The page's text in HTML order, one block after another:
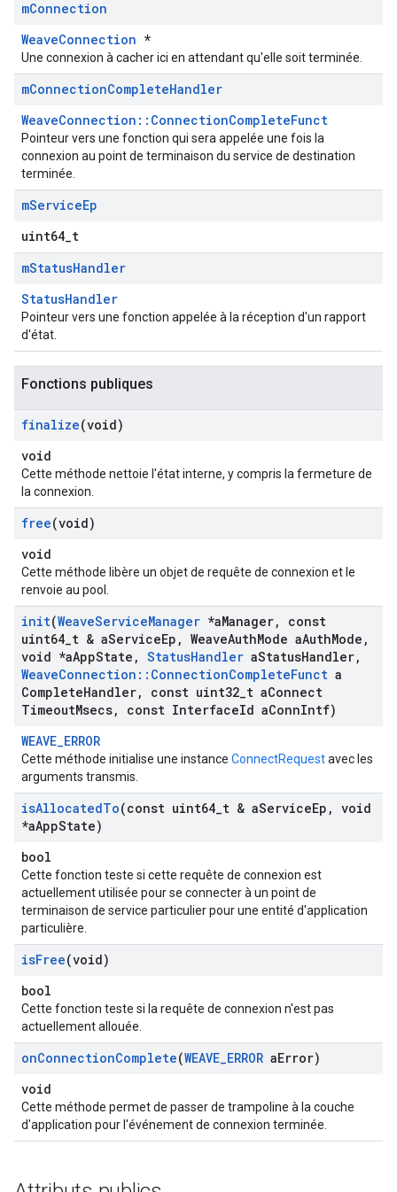
mConnection
WeaveConnection *
Une connexion à cacher ici en attendant qu'elle soit terminée.
mConnectionCompleteHandler
WeaveConnection::ConnectionCompleteFunct
Pointeur vers une fonction qui sera appelée une fois la
connexion au point de terminaison du service de destination
terminée.
mServiceEp
uint64_t
mStatusHandler
StatusHandler
Pointeur vers une fonction appelée à la réception d'un rapport
d'état.
Fonctions publiques
finalize(void)
void
Cette méthode nettoie l'état interne, y compris la fermeture de
la connexion.
free(void)
void
Cette méthode libère un objet de requête de connexion et le
renvoie au pool.
init(WeaveServiceManager *aManager,
const
uint64 t & aServiceEp , WeaveAuthMode aAuthMode ,
void *aAppState , StatusHandler aStatusHandler,
WeaveConnection :: ConnectionCompleteFunct a
CompleteHandler, const uint32 t aConnect
TimeoutMsecs, const InterfaceId aConnIntf)
WEAVE_ERROR
Cette méthode initialise une instance ConnectRequestavec les
arguments transmis.
isAllocatedTo(const uint64 t & aServiceEp , void
*aAppState)
bool
Cette fonction teste si cette requête de connexion est
actuellement utilisée pour se connecter à un point de
terminaison de service particulier pour une entité d'application
particulière.
isFree(void)
bool
Cette fonction teste si la requête de connexion n'est pas
actuellement allouée.
onConnectionComplete(WEAVE_ERROR aError)
void
Cette méthode permet de passer de trampoline à la couche
d'application pour l'événement de connexion terminée.